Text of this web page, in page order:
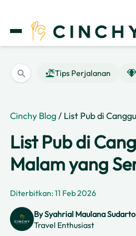
Tips Perjalanan
Cinchy Blog/ List Pub di Canggu
List Pub di
Malam yang
Diterbitkan: 11 Feb 2026
BySyahrial Maulana Sudarto
Travel Enthusiast